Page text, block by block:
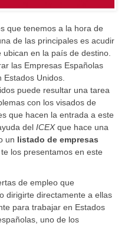
que tenemos a la hora de
de las principales es acudir
en la país de destino.
las Empresas Españolas
Unidos.
puede resultar una tarea
con los visados de
que hacen la entrada a este
del ICEXque hace una
un listado de empresas
, te los presentamos en este
de empleo que
dirigirte directamente a ellas
para trabajar en Estados
uno de los